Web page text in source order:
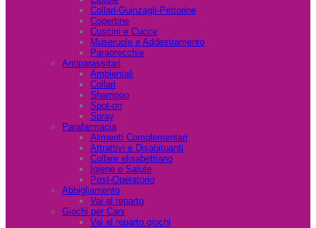
Collari-Guinzagli-Pettorine
Copertine
Cuscini e Cucce
Museruole e Addestramento
Paraorecchie
Antiparassitari
Ambientali
Collari
Shampoo
Spot-on
Spray
Parafarmacia
Alimenti Complementari
Attrattivi e Disabituanti
Collare elisabettiano
Igiene e Salute
Post-Operatorio
Abbigliamento
Vai al reparto
Giochi per Cani
Vai al reparto giochi